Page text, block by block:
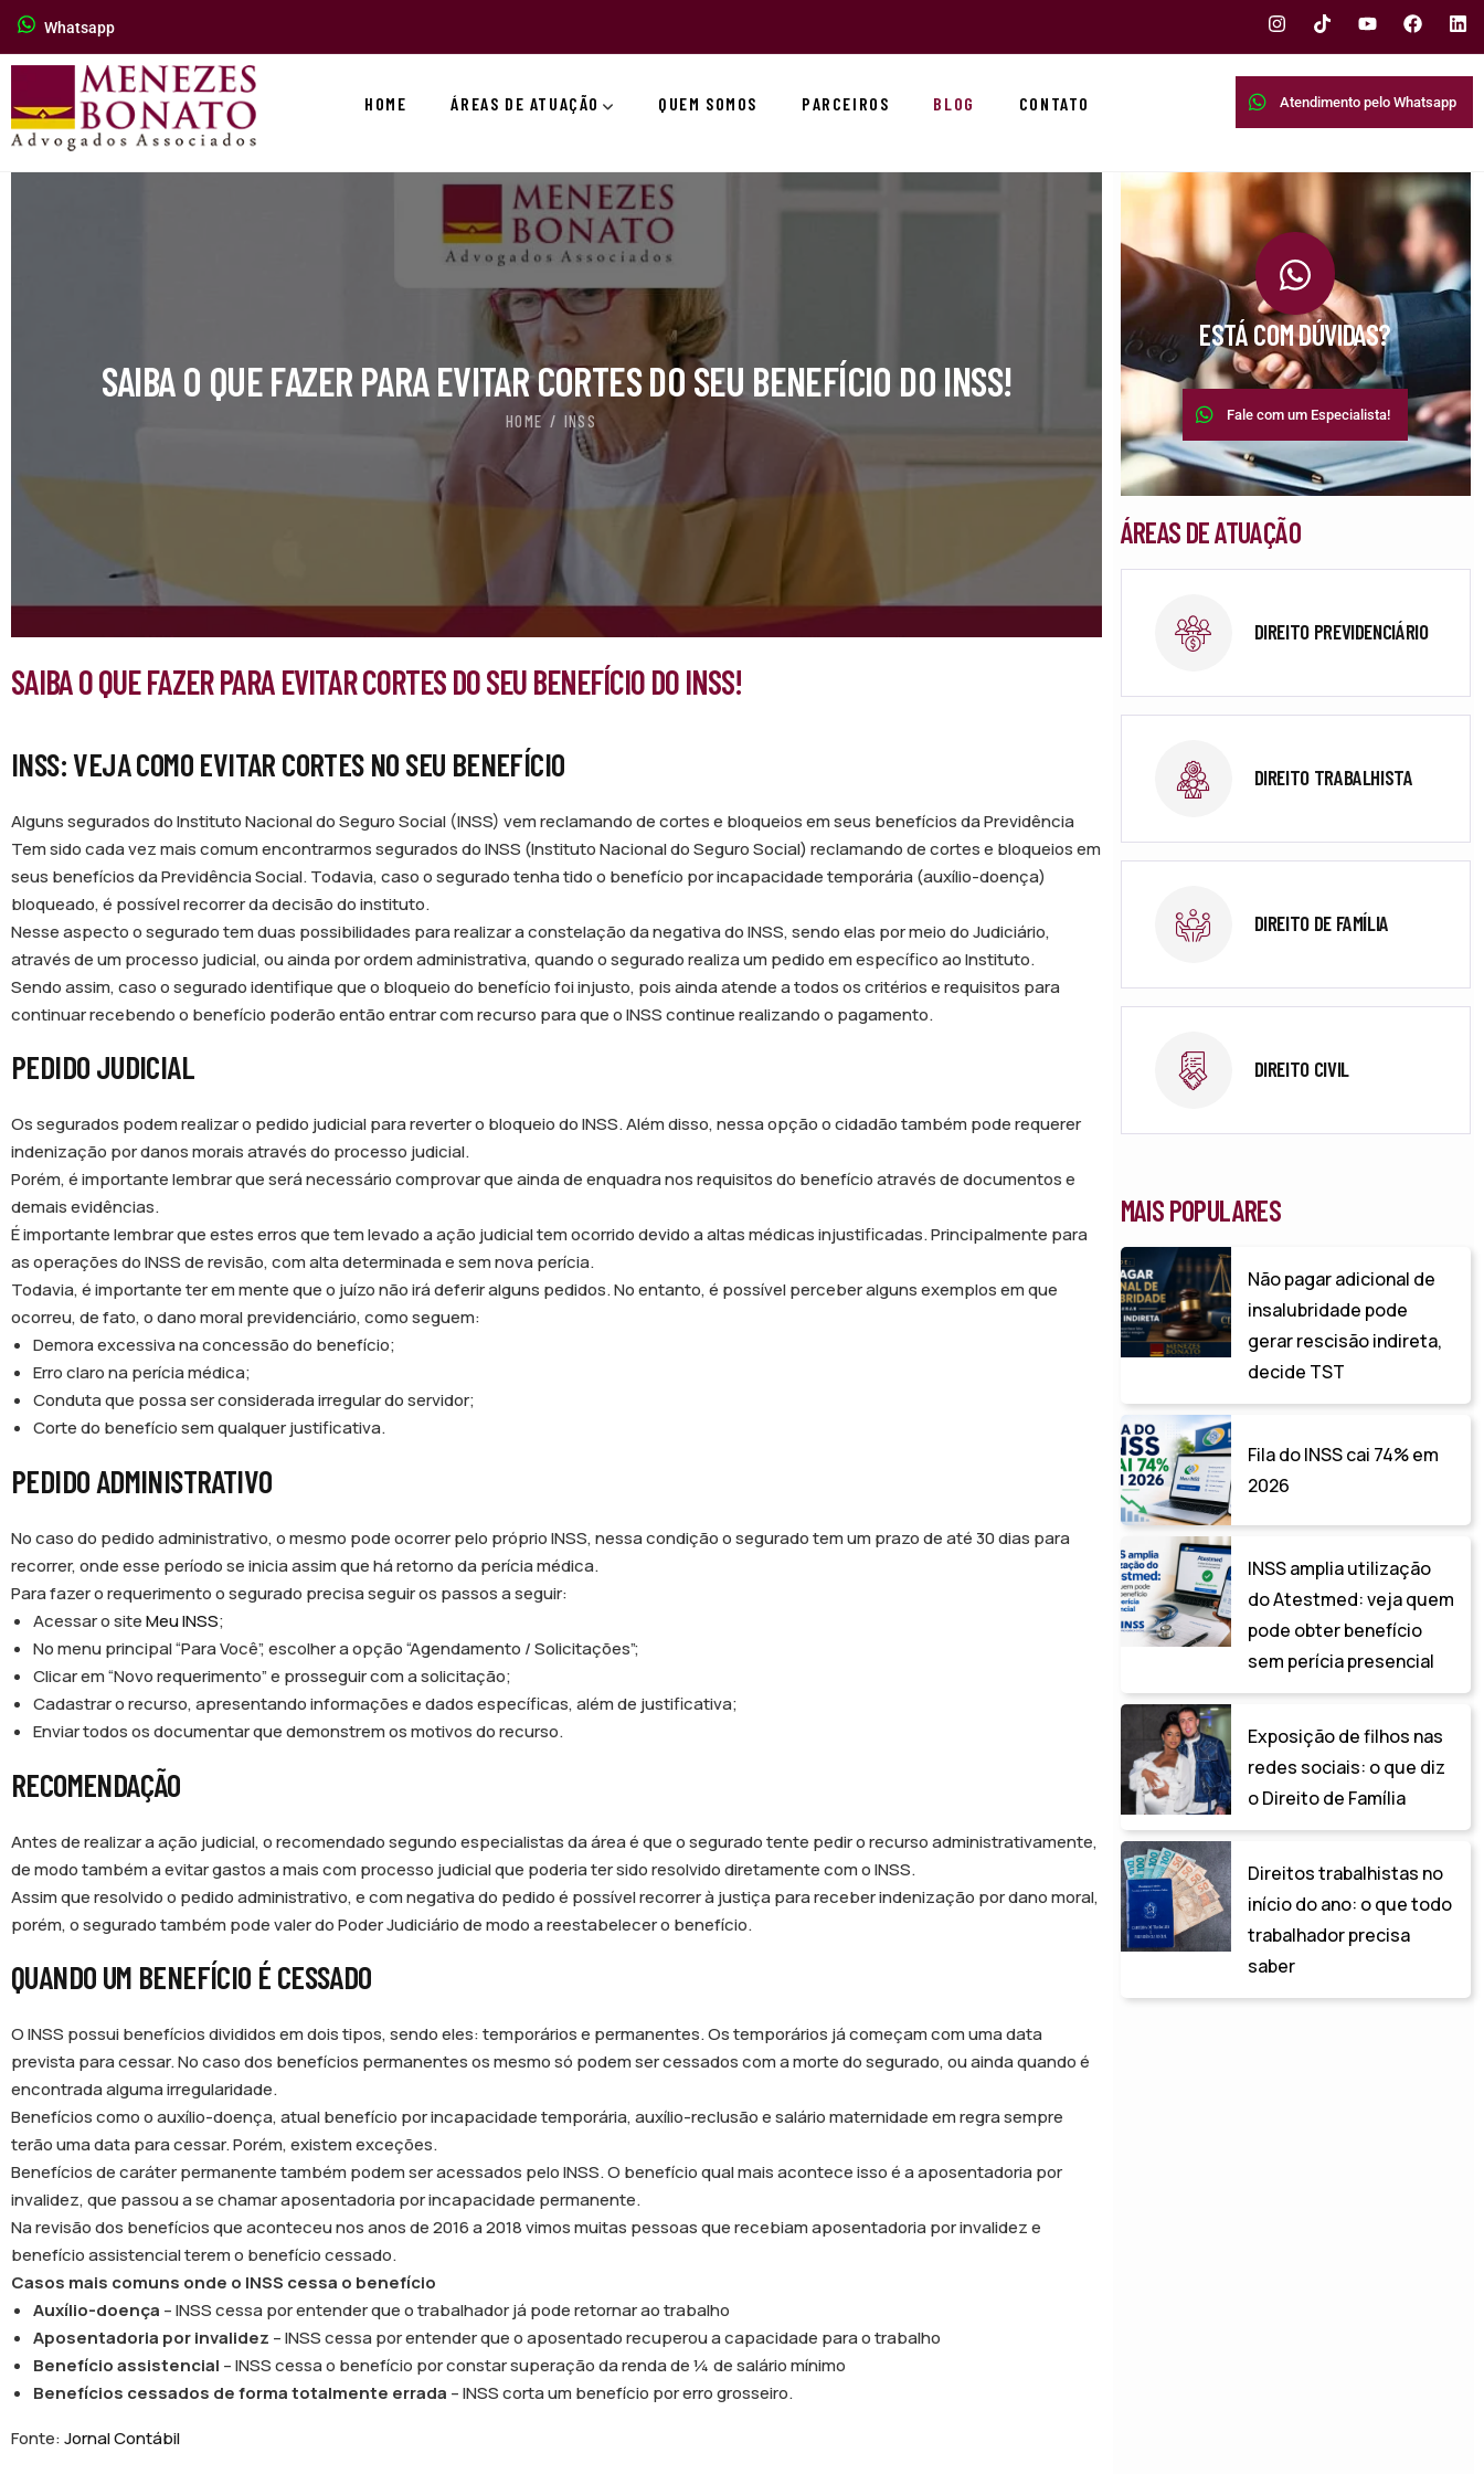
Whatsapp
HOME ÁREAS DE ATUAÇÃO QUEM SOMOS PARCEIROS BLOG CONTATO Atendimento pelo Whatsapp
SAIBA O QUE FAZER PARA EVITAR CORTES DO SEU BENEFÍCIO DO INSS!
HOME INSS
SAIBA O QUE FAZER PARA EVITAR CORTES DO SEU BENEFÍCIO DO INSS!
INSS: VEJA COMO EVITAR CORTES NO SEU BENEFÍCIO
Alguns segurados do Instituto Nacional do Seguro Social (INSS) vem reclamando de cortes e bloqueios em seus benefícios da Previdência
Tem sido cada vez mais comum encontrarmos segurados do INSS (Instituto Nacional do Seguro Social) reclamando de cortes e bloqueios em
seus benefícios da Previdência Social. Todavia, caso o segurado tenha tido o benefício por incapacidade temporária (auxílio-doença)
bloqueado, é possível recorrer da decisão do instituto.
Nesse aspecto o segurado tem duas possibilidades para realizar a constelação da negativa do INSS, sendo elas por meio do Judiciário,
através de um processo judicial, ou ainda por ordem administrativa, quando o segurado realiza um pedido em específico ao Instituto.
Sendo assim, caso o segurado identifique que o bloqueio do benefício foi injusto, pois ainda atende a todos os critérios e requisitos para
continuar recebendo o benefício poderão então entrar com recurso para que o INSS continue realizando o pagamento.
PEDIDO JUDICIAL
Os segurados podem realizar o pedido judicial para reverter o bloqueio do INSS. Além disso, nessa opção o cidadão também pode requerer
indenização por danos morais através do processo judicial.
Porém, é importante lembrar que será necessário comprovar que ainda de enquadra nos requisitos do benefício através de documentos e
demais evidências.
É importante lembrar que estes erros que tem levado a ação judicial tem ocorrido devido a altas médicas injustificadas. Principalmente para
as operações do INSS de revisão, com alta determinada e sem nova perícia.
Todavia, é importante ter em mente que o juízo não irá deferir alguns pedidos. No entanto, é possível perceber alguns exemplos em que
ocorreu, de fato, o dano moral previdenciário, como seguem:
Demora excessiva na concessão do benefício;
Erro claro na perícia médica;
Conduta que possa ser considerada irregular do servidor;
Corte do benefício sem qualquer justificativa.
PEDIDO ADMINISTRATIVO
No caso do pedido administrativo, o mesmo pode ocorrer pelo próprio INSS, nessa condição o segurado tem um prazo de até 30 dias para
recorrer, onde esse período se inicia assim que há retorno da perícia médica.
Para fazer o requerimento o segurado precisa seguir os passos a seguir:
Acessar o siteMeu INSS;
No menu principal “Para Você”, escolher a opção “Agendamento / Solicitações”;
Clicar em “Novo requerimento” e prosseguir com a solicitação;
Cadastrar o recurso, apresentando informações e dados específicas, além de justificativa;
Enviar todos os documentar que demonstrem os motivos do recurso.
RECOMENDAÇÃO
Antes de realizar a ação judicial, o recomendado segundo especialistas da área é que o segurado tente pedir o recurso administrativamente,
de modo também a evitar gastos a mais com processo judicial que poderia ter sido resolvido diretamente com o INSS.
Assim que resolvido o pedido administrativo, e com negativa do pedido é possível recorrer à justiça para receber indenização por dano moral,
porém, o segurado também pode valer do Poder Judiciário de modo a reestabelecer o benefício.
QUANDO UM BENEFÍCIO É CESSADO
O INSS possui benefícios divididos em dois tipos, sendo eles: temporários e permanentes. Os temporários já começam com uma data
prevista para cessar. No caso dos benefícios permanentes os mesmo só podem ser cessados com a morte do segurado, ou ainda quando é
encontrada alguma irregularidade.
Benefícios como o auxílio-doença, atual benefício por incapacidade temporária, auxílio-reclusão e salário maternidade em regra sempre
terão uma data para cessar. Porém, existem exceções.
Benefícios de caráter permanente também podem ser acessados pelo INSS. O benefício qual mais acontece isso é a aposentadoria por
invalidez, que passou a se chamar aposentadoria por incapacidade permanente.
Na revisão dos benefícios que aconteceu nos anos de 2016 a 2018 vimos muitas pessoas que recebiam aposentadoria por invalidez e
benefício assistencial terem o benefício cessado.
Casos mais comuns onde o INSS cessa o benefício
Auxílio-doença – INSS cessa por entender que o trabalhador já pode retornar ao trabalho
Aposentadoria por invalidez – INSS cessa por entender que o aposentado recuperou a capacidade para o trabalho
Benefício assistencial – INSS cessa o benefício por constar superação da renda de ¼ de salário mínimo
Benefícios cessados de forma totalmente errada – INSS corta um benefício por erro grosseiro.
Fonte:Jornal Contábil
ESTÁ COM DÚVIDAS?
Fale com um Especialista!
ÁREAS DE ATUAÇÃO
DIREITO PREVIDENCIÁRIO
DIREITO TRABALHISTA
DIREITO DE FAMÍLIA
DIREITO CIVIL
MAIS POPULARES
Não pagar adicional de
insalubridade pode
gerar rescisão indireta,
decide TST
Fila do INSS cai 74% em
2026
INSS amplia utilização
do Atestmed: veja quem
pode obter benefício
sem perícia presencial
Exposição de filhos nas
redes sociais: o que diz
o Direito de Família
Direitos trabalhistas no
início do ano: o que todo
trabalhador precisa
saber